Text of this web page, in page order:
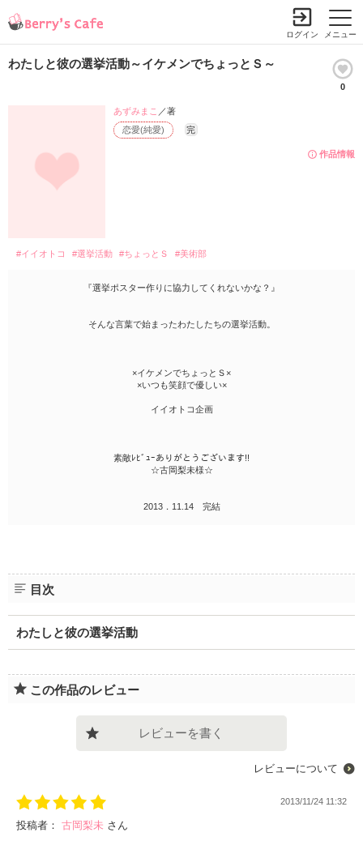
メニュー
ログイン
わたしと彼の選挙活動～イケメンでちょっとＳ～
0
作品情報
恋愛(純愛) 完
あずみまこ ／著
#イイオトコ #選挙活動 #ちょっとＳ #美術部
『選挙ポスター作りに協力してくれないかな？』
そんな言葉で始まったわたしたちの選挙活動。
×イケメンでちょっとＳ×
×いつも笑顔で優しい×
イイオトコ企画
素敵ﾚﾋﾞｭｰありがとうございます!!
☆古岡梨未様☆
2013．11.14 完結
目次
わたしと彼の選挙活動
この作品のレビュー
レビューを書く
レビューについて
2013/11/24 11:32
投稿者： 古岡梨未 さん